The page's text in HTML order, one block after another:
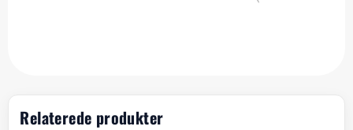
Relaterede produkter